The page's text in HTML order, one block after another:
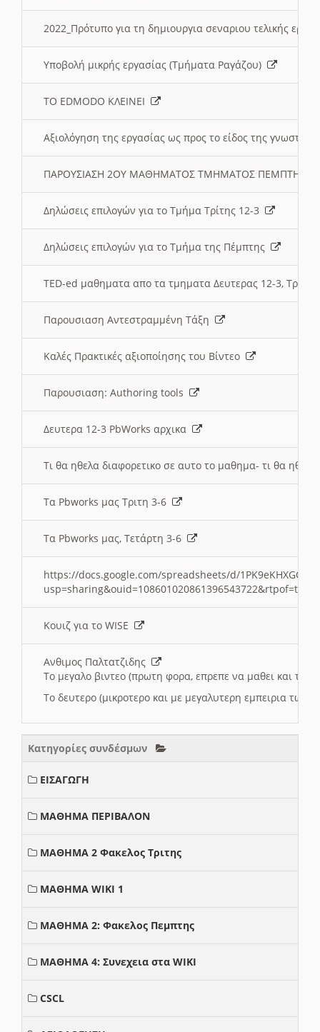
2022_Πρότυπο για τη δημιουργια σεναριου τελικής
Υποβολή μικρής εργασίας (Τμήματα Ραγάζου)
ΤΟ EDMODO ΚΛΕΙΝΕΙ
Αξιολόγηση της εργασίας ως προς το είδος της
ΠΑΡΟΥΣΙΑΣΗ 2ΟΥ ΜΑΘΗΜΑΤΟΣ ΤΜΗΜΑΤΟΣ
Δηλώσεις επιλογών για το Τμήμα Τρίτης 12-3
Δηλώσεις επιλογών για το Τμήμα της Πέμπτης
TED-ed μαθηματα απο τα τμηματα Δευτερας 12-3,
Παρουσιαση Αντεστραμμένη Τάξη
Καλές Πρακτικές αξιοποίησης του Βίντεο
Παρουσιαση: Authoring tools
Δευτερα 12-3 PbWorks αρχικα
Τι θα ηθελα διαφορετικο σε αυτο το μαθημα- τι θα
Τα Pbworks μας Τριτη 3-6
Τα Pbworks μας, Τετάρτη 3-6
https://docs.google.com/spreadsheets/d/
Κουιζ για το WISE
Ανθιμος Παλτατζιδης
Το μεγαλο βιντεο (πρωτη φορα, επρεπε να μαθει και το
Το δευτερο (μικροτερο και με μεγαλυτερη εμπειρια
Κατηγορίες συνδέσμων
ΕΙΣΑΓΩΓΗ
ΜΑΘΗΜΑ ΠΕΡΙΒΑΛΟΝ
ΜΑΘΗΜΑ 2 Φακελος Τριτης
ΜΑΘΗΜΑ WIKI 1
ΜΑΘΗΜΑ 2: Φακελος Πεμπτης
ΜΑΘΗΜΑ 4: Συνεχεια στα WIKI
CSCL